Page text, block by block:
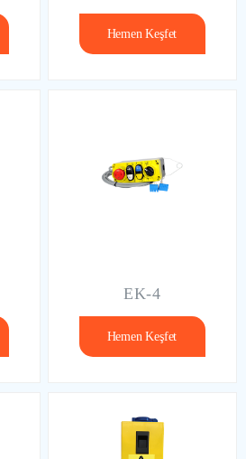
Hemen Keşfet
EK-4
Hemen Keşfet